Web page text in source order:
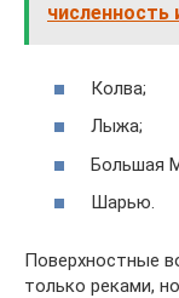
численность
Колва;
Лыжа;
Большая
Шарью.
Поверхностные
только реками,